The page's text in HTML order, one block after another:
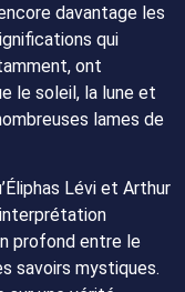
davantage les
qui
ont
le soleil, la lune et
lames de
Lévi et Arthur
profond entre le
savoirs mystiques.